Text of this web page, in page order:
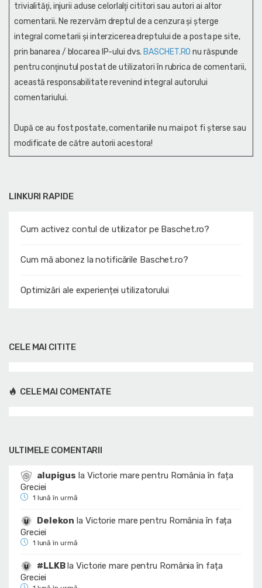
LINKURI RAPIDE
Cum activez contul de utilizator pe Baschet.ro?
Cum mă abonez la notificările Baschet.ro?
Optimizări ale experienței utilizatorului
trivialităţi, injurii aduse celorlalţi cititori sau autori ai altor
comentarii. Ne rezervăm dreptul de a cenzura și şterge
integral cometarii și interzicerea dreptului de a posta pe site,
prin banarea / blocarea IP-ului dvs. BASCHET.RO nu răspunde
pentru conţinutul postat de utilizatori în rubrica de comentarii,
această responsabilitate revenind integral autorului
comentariului.
După ce au fost postate, comentariile nu mai pot fi șterse sau
modificate de către autorii acestora!
CELE MAI CITITE
CELE MAI COMENTATE
ULTIMELE COMENTARII
alupigus la Victorie mare pentru România în fața
Greciei
1 lună în urmă
Delekon la Victorie mare pentru România în fața
Greciei
1 lună în urmă
#LLKBlaVictorie mare pentru România în fața
Greciei